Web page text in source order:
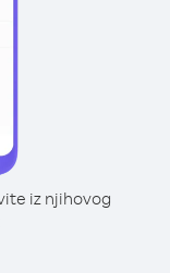
iz njihovog